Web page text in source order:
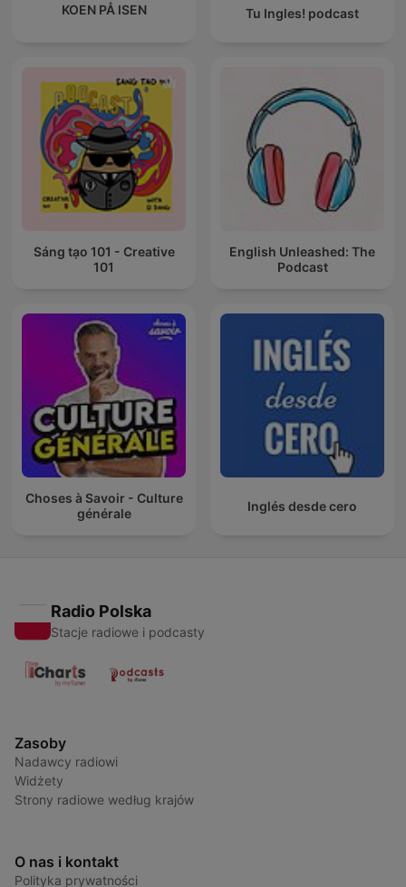
KOEN PÅ ISEN Tu Ingles! podcast
Sáng tạo 101 - Creative
101
English Unleashed: The
Podcast
Choses à Savoir - Culture
générale
Inglés desde cero
Radio Polska
Stacje radiowe i podcasty
Zasoby
Nadawcy radiowi
Widżety
Strony radiowe według krajów
O nas i kontakt
Polityka prywatności